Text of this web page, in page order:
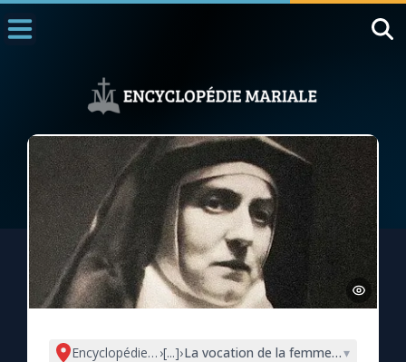
1000 Raisons de Croire
L'actualité de la semaine
La chaîne Youtube
La newsletter
Encyclopédie mariale
›[...]›La vocation de la femme (Édith
▾